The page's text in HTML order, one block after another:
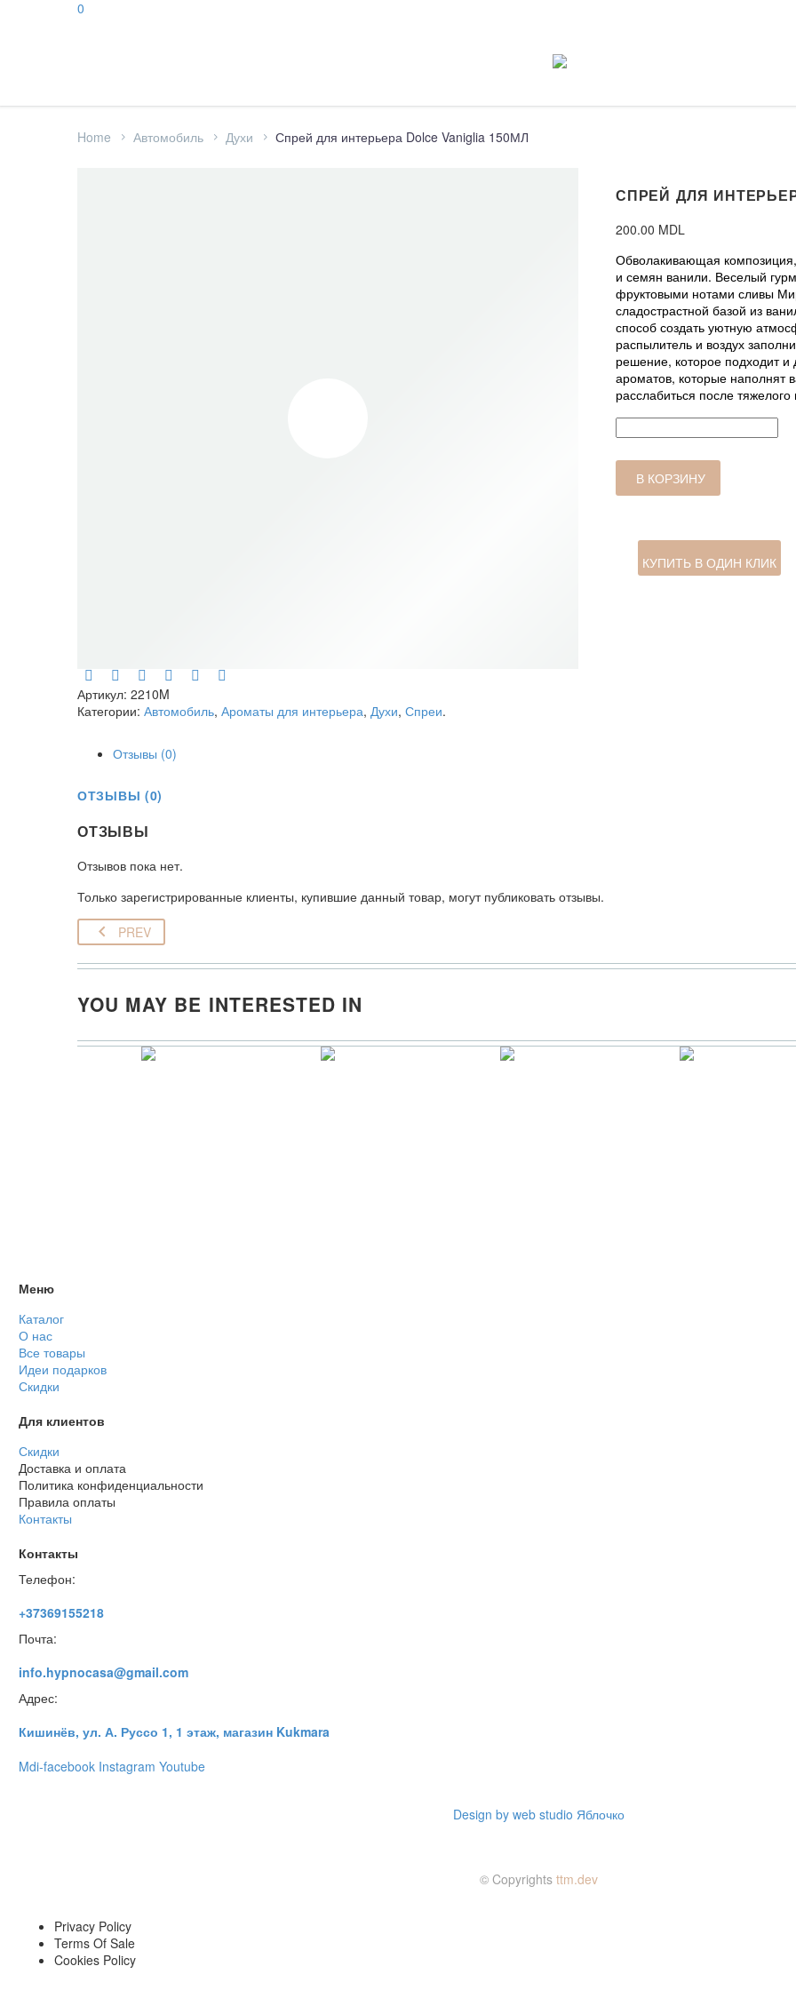
0
Home Автомобиль Духи Спрей для интерьера Dolce Vaniglia 150МЛ
Артикул: 2210M
Категории: Автомобиль, Ароматы для интерьера, Духи, Спреи.
СПРЕЙ ДЛЯ
200.00 MDL
Обволакивающая
и семян ванили. Веселый
фруктовыми нотами сливы
сладострастной базой из
способ создать уютную
распылитель и воздух
решение, которое подходит
ароматов, которые наполнят
расслабиться после
товара
Спрей
интерьера
150МЛ
В КОРЗИНУ
КУПИТЬ В ОДИН КЛИК
Отзывы (0)
ОТЗЫВЫ (0)
ОТЗЫВЫ
Отзывов пока нет.
Только зарегистрированные клиенты, купившие данный товар, могут публиковать отзывы.
PREV
YOU MAY BE INTERESTED IN
Меню
Каталог
О нас
Все товары
Идеи подарков
Скидки
Для клиентов
Скидки
Доставка и оплата
Политика конфиденциальности
Правила оплаты
Контакты
Контакты
Телефон:
+37369155218
Почта:
info.hypnocasa@gmail.com
Адрес:
Кишинёв, ул. А. Руссо 1, 1 этаж, магазин Kukmara
Mdi-facebook Instagram Youtube
Design by web studio Яблочко
© Copyrights ttm.dev
Privacy Policy
Terms Of Sale
Cookies Policy